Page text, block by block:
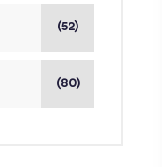
(52)
(80)